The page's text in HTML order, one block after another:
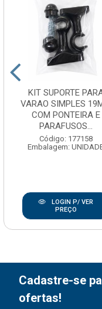
KIT SUPORTE
VARAO SIMPLES
COM PONTEIRA E
PARAFUSOS...
Código: 177158
Embalagem:
LOGIN P/ VER
PREÇO
Cadastre-se
ofertas!